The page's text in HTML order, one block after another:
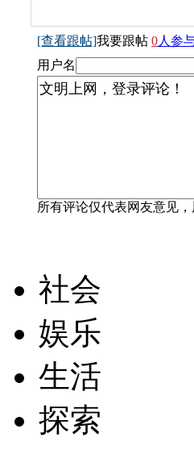
[查看跟帖]我要跟帖 0人参
用户名
所有评论仅代表网友意见，
社会
娱乐
生活
探索